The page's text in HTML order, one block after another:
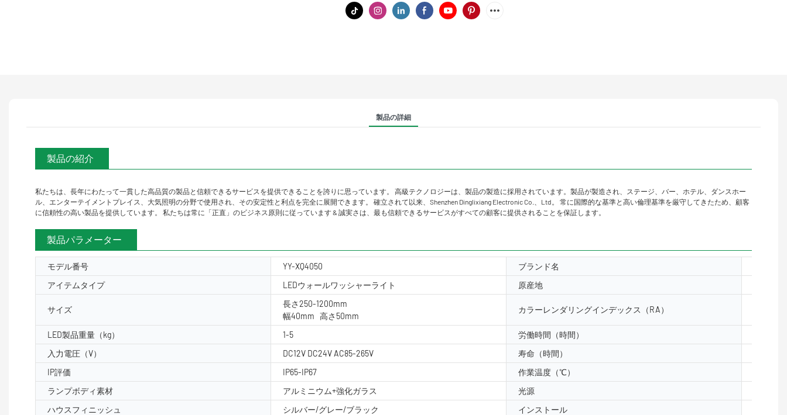
製品の詳細
製品の紹介
私たちは、長年にわたって一貫した高品質の製品と信頼できるサービスを提供できることを誇りに思っています。 高級テクノロジーは、製品の製造に採用されています。製品が製造され、ステージ、バー、ホテル、ダンスホー
ル、エンターテイメントプレイス、大気照明の分野で使用され、その安定性と利点を完全に展開できます。 確立されて以来、Shenzhen Dinglixiang Electronic Co.、Ltd。 常に国際的な基準と高い倫理基準を厳守してきたため、顧客
に信頼性の高い製品を提供しています。 私たちは常に「正直」のビジネス原則に従っています & 誠実さは、最も信頼できるサービスがすべての顧客に提供されることを保証します。
製品パラメーター
モデル番号 YY-XQ4050 ブランド名
アイテムタイプ
LEDウォールワッシャーライト 原産地
サイズ
長さ250-1200mm
幅40mm 高さ50mm
カラーレンダリングインデックス（RA）
LED製品重量（kg） 1-5 労働時間（時間）
入力電圧（V）
DC12V DC24V AC85-265V 寿命（時間）
IP評価
IP65-IP67 作業温度（℃）
ランプボディ素材
アルミニウム+強化ガラス 光源
ハウスフィニッシュ
シルバー/グレー/ブラック インストール